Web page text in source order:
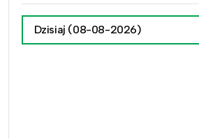
Dzisiaj (08-08-2026)